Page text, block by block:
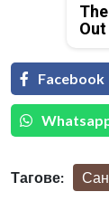
Facebook
Тагове: